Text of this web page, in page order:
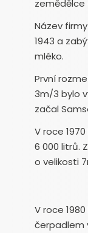
zemědělce
Název
1943 a
mléko.
První
3m/3 bylo
začal
V roce
6 000 litrů.
o velikosti
V roce
čerpadlem